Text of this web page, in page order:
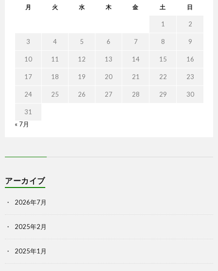
月 火 水 木 金 土 日
1 2
3 4 5 6 7 8 9
10 11 12 13 14 15 16
17 18 19 20 21 22 23
24 25 26 27 28 29 30
31
« 7月
アーカイブ
2026年7月
2025年2月
2025年1月